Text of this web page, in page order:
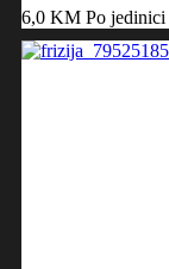
6,0 KM Po jedinici